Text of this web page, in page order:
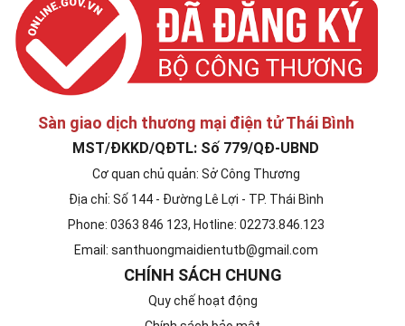
Sàn giao dịch thương mại điện tử Thái Bình
MST/ĐKKD/QĐTL: Số 779/QĐ-UBND
Cơ quan chủ quản: Sở Công Thương
Địa chỉ: Số 144 - Đường Lê Lợi - TP. Thái Bình
Phone: 0363 846 123, Hotline: 02273.846.123
Email: santhuongmaidientutb@gmail.com
CHÍNH SÁCH CHUNG
Quy chế hoạt động